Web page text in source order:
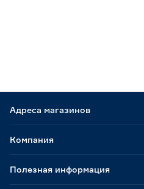
Адреса магазинов
Компания
Полезная информация